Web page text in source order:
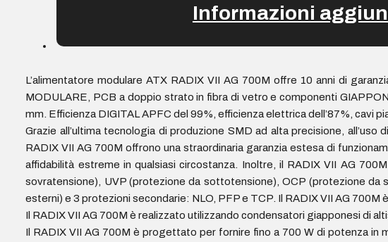
Informazioni
L’alimentatore modulare ATX RADIX VII AG 700M offre 10 anni di
MODULARE, PCB a doppio strato in fibra di vetro e componenti
mm. Efficienza DIGITAL APFC del 99%, efficienza elettrica dell’87%, cavi
Grazie all’ultima tecnologia di produzione SMD ad alta precisione,
RADIX VII AG 700M offrono una straordinaria garanzia estesa di
affidabilità estreme in qualsiasi circostanza. Inoltre, il RADIX VII AG
sovratensione), UVP (protezione da sottotensione), OCP (protezione
esterni) e 3 protezioni secondarie: NLO, PFP e TCP. Il RADIX VII AG
Il RADIX VII AG 700M è realizzato utilizzando condensatori giapponesi di
Il RADIX VII AG 700M è progettato per fornire fino a 700 W di potenza in